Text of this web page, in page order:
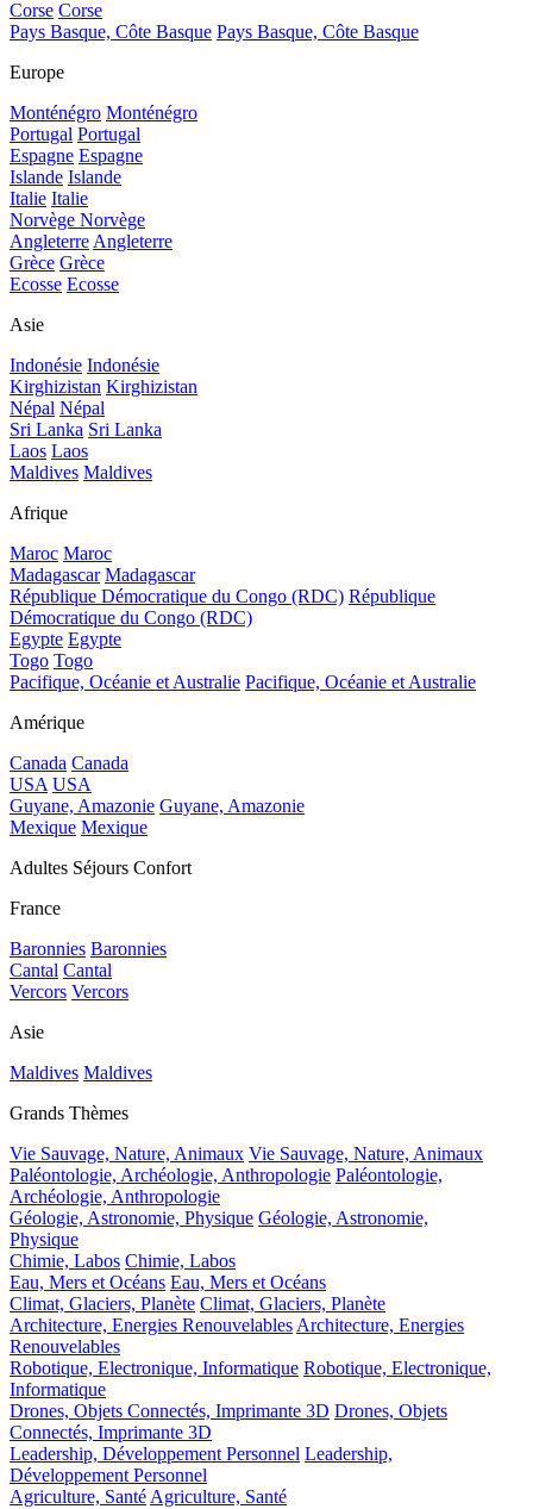
Corse Corse
Pays Basque, Côte Basque Pays Basque, Côte Basque
Europe
Monténégro Monténégro
Portugal Portugal
Espagne Espagne
Islande Islande
Italie Italie
Norvège Norvège
AngleterreAngleterre
Grèce Grèce
Ecosse Ecosse
Asie
Indonésie Indonésie
Kirghizistan Kirghizistan
Népal Népal
Sri Lanka Sri Lanka
Laos Laos
Maldives Maldives
Afrique
Maroc Maroc
Madagascar Madagascar
République Démocratique du Congo (RDC) République
Démocratique du Congo (RDC)
Egypte Egypte
Togo Togo
Pacifique, Océanie et Australie Pacifique, Océanie et Australie
Amérique
Canada Canada
USA USA
Guyane, Amazonie Guyane, Amazonie
Mexique Mexique
Adultes Séjours Confort
France
Baronnies Baronnies
Cantal Cantal
Vercors Vercors
Asie
Maldives Maldives
Grands Thèmes
Vie Sauvage, Nature, Animaux Vie Sauvage, Nature, Animaux
Paléontologie, Archéologie, Anthropologie Paléontologie,
Archéologie, Anthropologie
Géologie, Astronomie, Physique Géologie, Astronomie,
Physique
Chimie, Labos Chimie, Labos
Eau, Mers et Océans Eau, Mers et Océans
Climat, Glaciers, Planète Climat, Glaciers, Planète
Architecture, Energies RenouvelablesArchitecture, Energies
Renouvelables
Robotique, Electronique, Informatique Robotique, Electronique,
Informatique
Drones, Objets Connectés, Imprimante 3D Drones, Objets
Connectés, Imprimante 3D
Leadership, Développement Personnel Leadership,
Développement Personnel
Agriculture, SantéAgriculture, Santé